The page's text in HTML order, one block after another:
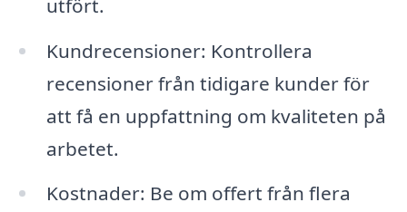
utfört.
Kundrecensioner: Kontrollera
recensioner från tidigare kunder för
att få en uppfattning om kvaliteten på
arbetet.
Kostnader: Be om offert från flera